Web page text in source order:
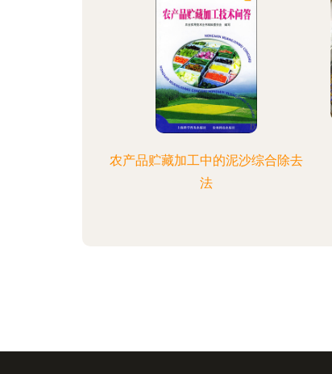
农产品贮藏加工中的泥沙综合除去
法